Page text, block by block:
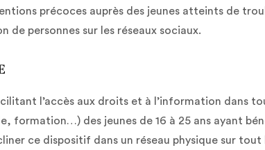
précoces auprès des jeunes atteints de
de personnes sur les réseaux sociaux.
l’accès aux droits et à l’information dans
formation…) des jeunes de 16 à 25 ans ayant
ce dispositif dans un réseau physique sur